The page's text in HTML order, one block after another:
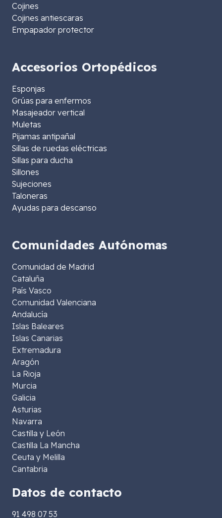
Cojines
Cojines antiescaras
Empapador protector
Accesorios Ortopédicos
Esponjas
Grúas para enfermos
Masajeador vertical
Muletas
Pijamas antipañal
Sillas de ruedas eléctricas
Sillas para ducha
Sillones
Sujeciones
Taloneras
Ayudas para descanso
Comunidades Autónomas
Comunidad de Madrid
Cataluña
País Vasco
Comunidad Valenciana
Andalucía
Islas Baleares
Islas Canarias
Extremadura
Aragón
La Rioja
Murcia
Galicia
Asturias
Navarra
Castilla y León
Castilla La Mancha
Ceuta y Melilla
Cantabria
Datos de contacto
91 498 07 53